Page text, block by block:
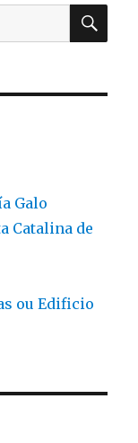
Galo
Catalina de
ou Edificio